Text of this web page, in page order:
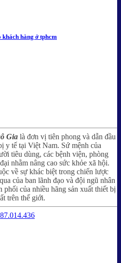
hàng ở tphcm
Gia là đơn vị tiên phong và dẫn đầu
y tế tại Việt Nam. Sứ mệnh của
tiêu dùng, các bệnh viện, phòng
nhằm nâng cao sức khỏe xã hội.
về sự khác biệt trong chiến lược
của ban lãnh đạo và đội ngũ nhân
của nhiều hãng sản xuất thiết bị
trên thế giới.